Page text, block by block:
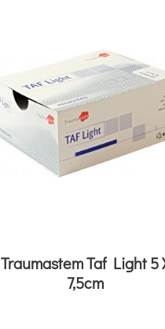
Traumastem Taf Light 5
7,5cm